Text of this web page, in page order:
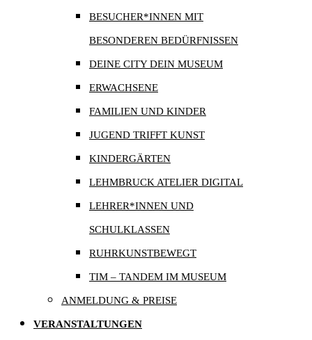
BESUCHER*INNEN MIT
BESONDEREN BEDÜRFNISSEN
DEINE CITY DEIN MUSEUM
ERWACHSENE
FAMILIEN UND KINDER
JUGEND TRIFFT KUNST
KINDERGÄRTEN
LEHMBRUCK ATELIER DIGITAL
LEHRER*INNEN UND
SCHULKLASSEN
RUHRKUNSTBEWEGT
TIM – TANDEM IM MUSEUM
ANMELDUNG & PREISE
VERANSTALTUNGEN